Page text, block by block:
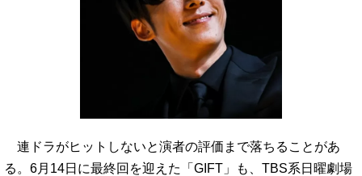
連ドラがヒットしないと演者の評価まで落ちることがあ
る。6月14日に最終回を迎えた「GIFT」も、TBS系日曜劇場